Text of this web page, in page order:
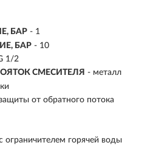
БАР - 1
БАР - 10
1/2
СМЕСИТЕЛЯ - металл
от обратного потока
ограничителем горячей воды